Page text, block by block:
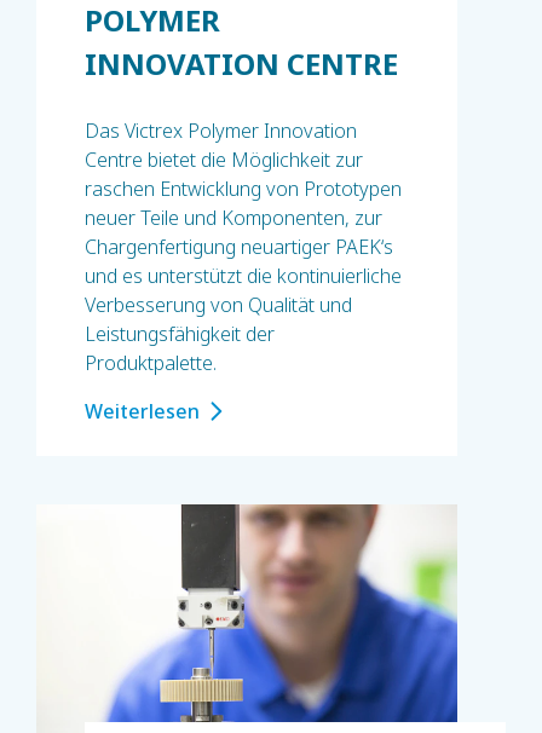
POLYMER
INNOVATION CENTRE
Das Victrex Polymer Innovation
Centre bietet die Möglichkeit zur
raschen Entwicklung von Prototypen
neuer Teile und Komponenten, zur
Chargenfertigung neuartiger PAEK‘s
und es unterstützt die kontinuierliche
Verbesserung von Qualität und
Leistungsfähigkeit der
Produktpalette.
Weiterlesen